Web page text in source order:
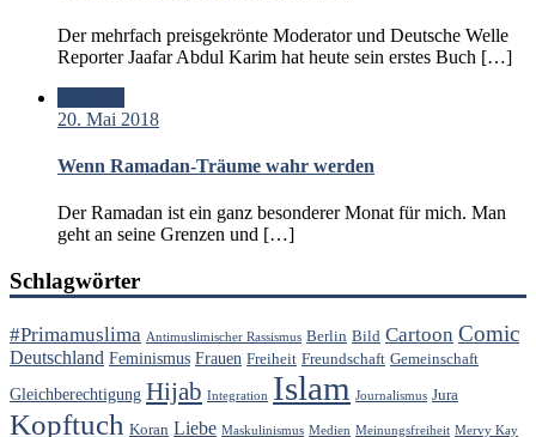
Der mehrfach preisgekrönte Moderator und Deutsche Welle
Reporter Jaafar Abdul Karim hat heute sein erstes Buch […]
20. Mai 2018
Wenn Ramadan-Träume wahr werden
Der Ramadan ist ein ganz besonderer Monat für mich. Man
geht an seine Grenzen und […]
Schlagwörter
#Primamuslima Antimuslimischer Rassismus Berlin Bild Cartoon Comic
Deutschland Feminismus Frauen Freiheit Freundschaft Gemeinschaft
Gleichberechtigung Hijab Integration Islam Journalismus Jura
Kopftuch Koran Liebe Maskulinismus Medien Meinungsfreiheit Mervy Kay